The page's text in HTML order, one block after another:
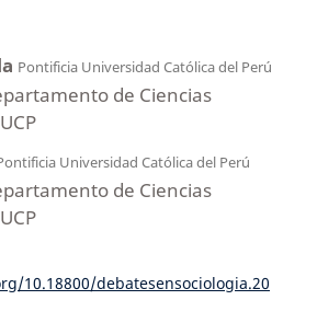
Pontificia Universidad Católica del Perú
de Ciencias
Universidad Católica del Perú
de Ciencias
10.18800/debatesensociologia.20